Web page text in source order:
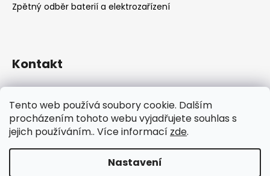
Tento web používá soubory cookie. Dalším
procházením tohoto webu vyjadřujete souhlas s
jejich používáním.. Více informací zde.
Nastavení
Zpětný odběr baterií a elektrozařízení
Kontakt